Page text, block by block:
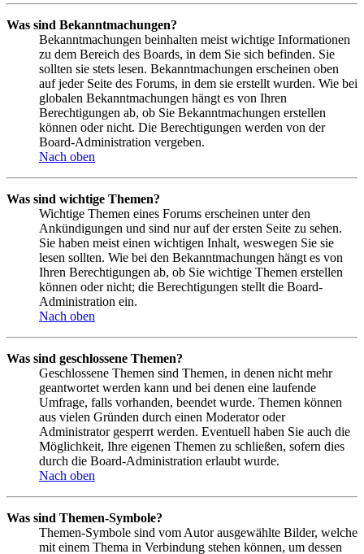
Was sind Bekanntmachungen?
Bekanntmachungen beinhalten meist wichtige Informationen
zu dem Bereich des Boards, in dem Sie sich befinden. Sie
sollten sie stets lesen. Bekanntmachungen erscheinen oben
auf jeder Seite des Forums, in dem sie erstellt wurden. Wie bei
globalen Bekanntmachungen hängt es von Ihren
Berechtigungen ab, ob Sie Bekanntmachungen erstellen
können oder nicht. Die Berechtigungen werden von der
Board-Administration vergeben.
Nach oben
Was sind wichtige Themen?
Wichtige Themen eines Forums erscheinen unter den
Ankündigungen und sind nur auf der ersten Seite zu sehen.
Sie haben meist einen wichtigen Inhalt, weswegen Sie sie
lesen sollten. Wie bei den Bekanntmachungen hängt es von
Ihren Berechtigungen ab, ob Sie wichtige Themen erstellen
können oder nicht; die Berechtigungen stellt die Board-
Administration ein.
Nach oben
Was sind geschlossene Themen?
Geschlossene Themen sind Themen, in denen nicht mehr
geantwortet werden kann und bei denen eine laufende
Umfrage, falls vorhanden, beendet wurde. Themen können
aus vielen Gründen durch einen Moderator oder
Administrator gesperrt werden. Eventuell haben Sie auch die
Möglichkeit, Ihre eigenen Themen zu schließen, sofern dies
durch die Board-Administration erlaubt wurde.
Nach oben
Was sind Themen-Symbole?
Themen-Symbole sind vom Autor ausgewählte Bilder, welche
mit einem Thema in Verbindung stehen können, um dessen